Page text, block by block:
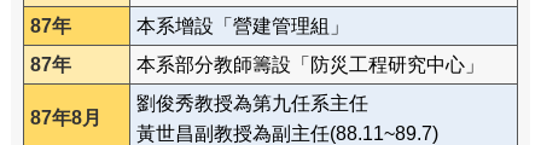
87年
本系增設「營建管理組」
87年
本系部分教師籌設「防災工程研究中心」
87年8月
劉俊秀教授為第九任系主任
黃世昌副教授為副主任(88.11~89.7)